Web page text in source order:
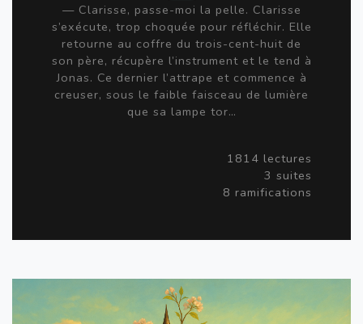
— Clarisse, passe-moi la pelle. Clarisse
s’exécute, trop choquée pour réfléchir. Elle
retourne au coffre du trois-cent-huit de
son père, récupère l’instrument et le tend à
Jonas. Ce dernier l’attrape et commence à
creuser, sous le faible faisceau de lumière
que sa lampe tor…
1814 lectures
3 suites
8 ramifications